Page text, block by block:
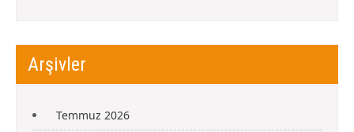
Arşivler
Temmuz 2026